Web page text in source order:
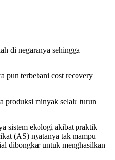
di negaranya sehingga
pun terbebani cost recovery
produksi minyak selalu turun
sistem ekologi akibat praktik
(AS) nyatanya tak mampu
dibongkar untuk menghasilkan